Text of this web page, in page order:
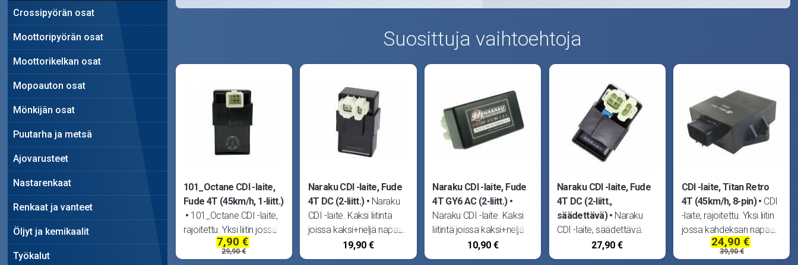
Crossipyörän osat
Moottoripyörän osat
Moottorikelkan osat
Mopoauton osat
Mönkijän osat
Puutarha ja metsä
Ajovarusteet
Nastarenkaat
Renkaat ja vanteet
Öljyt ja kemikaalit
Työkalut
Suosittuja vaihtoehtoja
101_Octane CDI -laite,
Fude 4T (45km/h, 1-liitt.)
101_Octane CDI -laite,
rajoitettu. Yksi liitin jossa
kuusi napaa. Sopii
kiinalaisiin 4T -
7,90 €
29,90 €
Naraku CDI -laite, Fude
4T DC (2-liitt.)
Naraku
CDI -laite. Kaksi liitintä
joissa kaksi+neljä napaa.
DC -virtajärjestelmä. Sopii
kiinalaisiin 4T -
19,90 €
Naraku CDI -laite, Fude
4T GY6 AC (2-liitt.)
Naraku CDI -laite. Kaksi
liitintä joissa kaksi+neljä
napaa. AC -
virtajärjestelmä. Sopii
10,90 €
Naraku CDI -laite, Fude
4T DC (2-liitt.,
säädettävä)
Naraku
CDI -laite, säädettävä.
Kaksi liitintä joissa
kaksi+neljä napaa. DC -
27,90 €
CDI -laite, Titan Retro
4T (45km/h, 8-pin)
CDI
-laite, rajoitettu. Yksi liitin
jossa kahdeksan napaa.
Sopii kiinalaisiin 4T -
skoottereihin, esim. Fude
24,90 €
39,90 €